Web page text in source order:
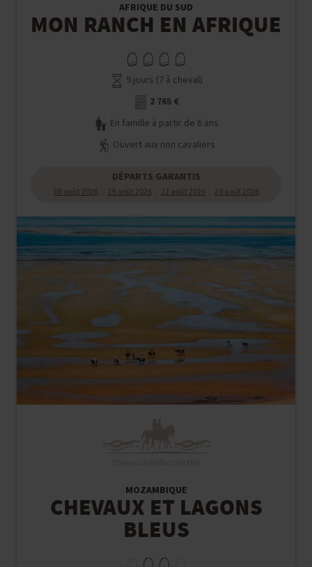
AFRIQUE DU SUD
MON RANCH EN AFRIQUE
9 jours (7 à cheval)
2 765 €
En famille à partir de 6 ans
Ouvert aux non cavaliers
DÉPARTS GARANTIS
08 août 2026 15 août 2026 22 août 2026 29 août 2026
MOZAMBIQUE
CHEVAUX ET LAGONS
BLEUS